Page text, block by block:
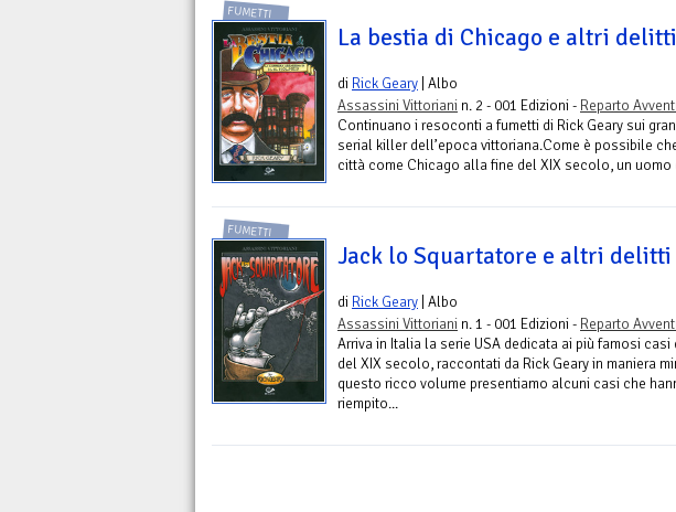
FUMETTI
La bestia di Chicago e altri delitti
di Rick Geary | Albo
Assassini Vittoriani n. 2 - 001 Edizioni - Reparto
Continuano i resoconti a fumetti di Rick Geary sui
serial killer dell’epoca vittoriana.Come è possibile
città come Chicago alla fine del XIX secolo, un uomo
FUMETTI
Jack lo Squartatore e altri delitti
di Rick Geary | Albo
Assassini Vittoriani n. 1 - 001 Edizioni - Reparto
Arriva in Italia la serie USA dedicata ai più famosi casi
del XIX secolo, raccontati da Rick Geary in maniera
questo ricco volume presentiamo alcuni casi che
riempito...